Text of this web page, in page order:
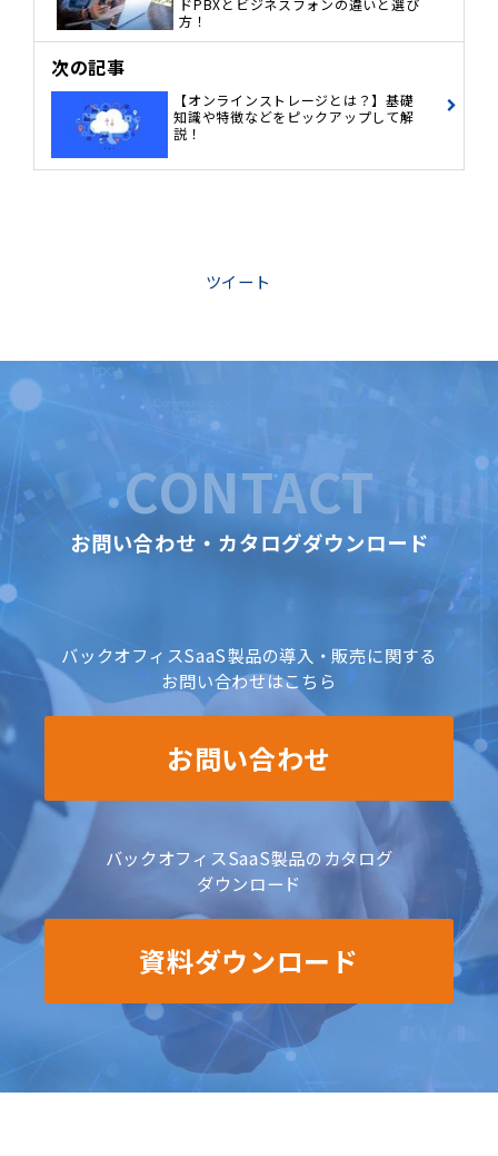
ドPBXとビジネスフォンの違いと選び
方！
次の記事
【オンラインストレージとは？】基礎
知識や特徴などをピックアップして解
説！
ツイート
CONTACT
お問い合わせ・カタログダウンロード
バックオフィスSaaS製品の導入・販売に関する
お問い合わせはこちら
お問い合わせ
バックオフィスSaaS製品のカタログ
ダウンロード
資料ダウンロード